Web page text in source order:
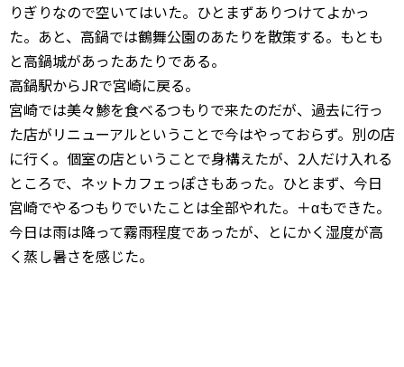
りぎりなので空いてはいた。ひとまずありつけてよかっ
た。あと、高鍋では鶴舞公園のあたりを散策する。もとも
と高鍋城があったあたりである。
高鍋駅からJRで宮崎に戻る。
宮崎では美々鯵を食べるつもりで来たのだが、過去に行っ
た店がリニューアルということで今はやっておらず。別の店
に行く。個室の店ということで身構えたが、2人だけ入れる
ところで、ネットカフェっぽさもあった。ひとまず、今日
宮崎でやるつもりでいたことは全部やれた。＋αもできた。
今日は雨は降って霧雨程度であったが、とにかく湿度が高
く蒸し暑さを感じた。